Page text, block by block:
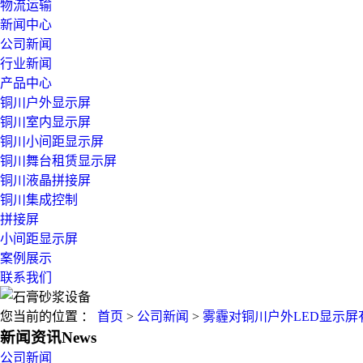
物流运输
新闻中心
公司新闻
行业新闻
产品中心
铜川户外显示屏
铜川室内显示屏
铜川小间距显示屏
铜川舞台租赁显示屏
铜川液晶拼接屏
铜川集成控制
拼接屏
小间距显示屏
案例展示
联系我们
您当前的位置 ： 首页 > 公司新闻 > 雾霾对铜川户外LED显示屏
新闻资讯News
公司新闻